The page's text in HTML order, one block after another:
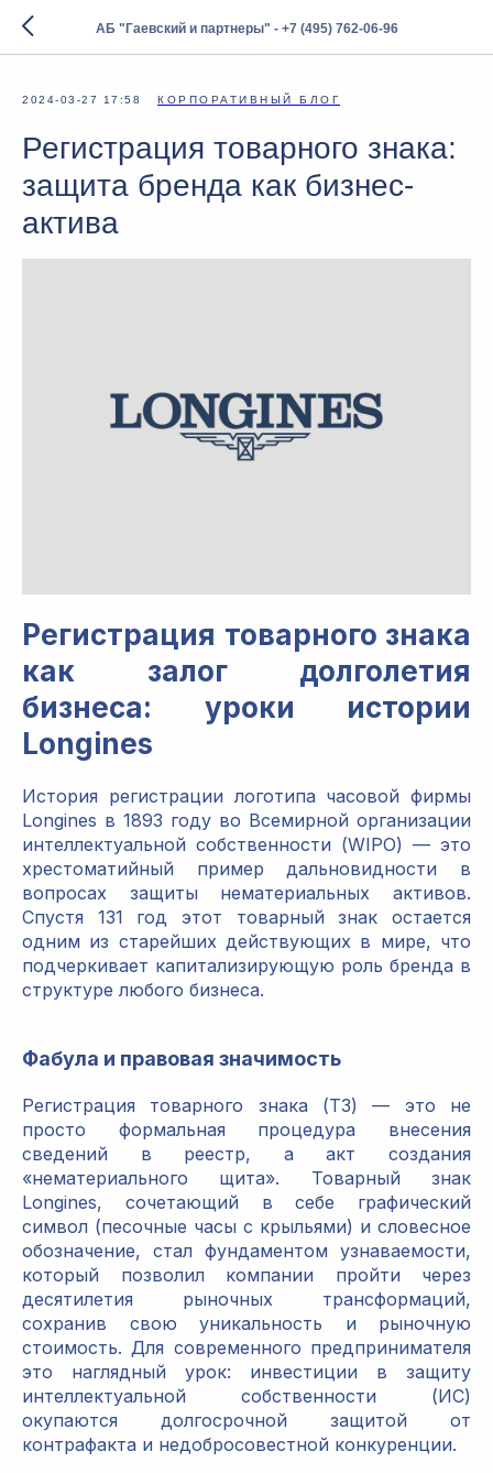
АБ "Гаевский и партнеры" - +7 (495) 762-06-96
2024-03-27 17:58 КОРПОРАТИВНЫЙ БЛОГ
Регистрация товарного знака:
защита бренда как бизнес-
актива
Регистрация товарного знака
как залог долголетия
бизнеса: уроки истории
Longines
История регистрации логотипа часовой фирмы
Longines в 1893 году во Всемирной организации
интеллектуальной собственности (WIPO) — это
хрестоматийный пример дальновидности в
вопросах защиты нематериальных активов.
Спустя 131 год этот товарный знак остается
одним из старейших действующих в мире, что
подчеркивает капитализирующую роль бренда в
структуре любого бизнеса.
Фабула и правовая значимость
Регистрация товарного знака (ТЗ) — это не
просто формальная процедура внесения
сведений в реестр, а акт создания
«нематериального щита». Товарный знак
Longines, сочетающий в себе графический
символ (песочные часы с крыльями) и словесное
обозначение, стал фундаментом узнаваемости,
который позволил компании пройти через
десятилетия рыночных трансформаций,
сохранив свою уникальность и рыночную
стоимость. Для современного предпринимателя
это наглядный урок: инвестиции в защиту
интеллектуальной собственности (ИС)
окупаются долгосрочной защитой от
контрафакта и недобросовестной конкуренции.